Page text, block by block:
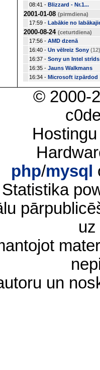
08:41 - Blizzard - Nr.1...
2001-01-08 (pirmdiena)
17:59 - Labākie no
2000-08-24 (ceturtdiena)
17:56 - AMD dzenā
16:40 - Un vēlreiz Sony (12)
16:37 - Sony un Intel strīds
16:35 - Jauns Walkmans
16:34 - Microsoft izpārdod
© 2000-
php/mysql
Statistika
un